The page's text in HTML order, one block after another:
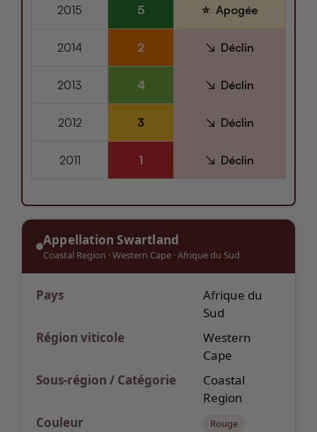
2015 5 Apogée
2014 2 Déclin
2013 4 Déclin
2012 3 Déclin
2011 1 Déclin
Appellation Swartland
Coastal Region ·Western Cape ·Afrique du Sud
Pays
Afrique du
Sud
Région viticole
Western
Cape
Sous-région / Catégorie
Coastal
Region
Couleur
Rouge